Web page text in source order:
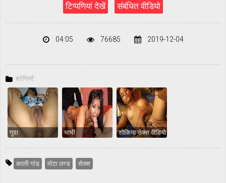
टिप्पणियां देखें संबंधित वीडियो
04:05 76685 2019-12-04
श्रेणियाँ:
गुदा भाभी शौकिया सेक्स वीडियो
काली गांड मोटा लण्ड सेक्स